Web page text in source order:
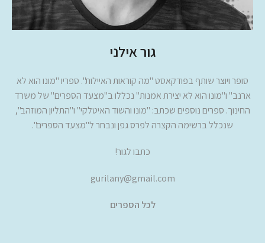
גור אילני
סופר ויוצר שותף בפודקאסט "מה קוראות האיילות". ספריו "מונו הוא לא
ארנב" ו"מונו הוא לא יצירת אמנות" נכללו ב"מצעד הספרים" של משרד
החינוך. ספרים נוספים שכתב: "מונו והשוד האיטלקי" ו"התליון המוזהב",
שנכלל ברשימה הקצרה לפרס גפן ונבחר ל"מצעד הספרים".
כתבו לגור!
gurilany@gmail.com
לכל הספרים